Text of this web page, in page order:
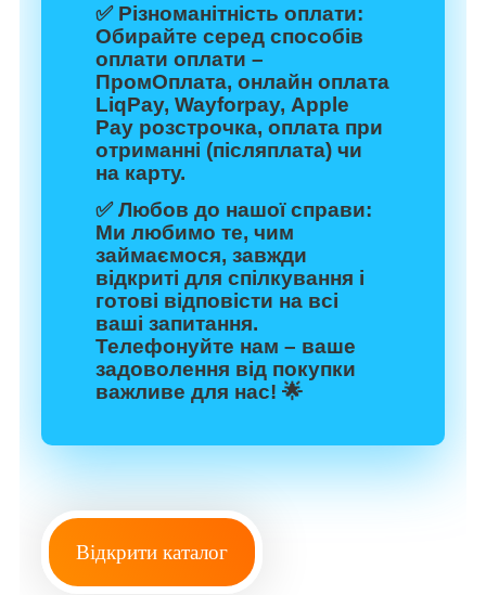
✅ Різноманітність оплати:
Обирайте серед способів
оплати оплати –
ПромОплата, онлайн оплата
LiqPay, Wayforpay, Apple
Pay розстрочка, оплата при
отриманні (післяплата) чи
на карту.
✅Любов до нашої справи:
Ми любимо те, чим
займаємося, завжди
відкриті для спілкування і
готові відповісти на всі
ваші запитання.
Телефонуйте нам – ваше
задоволення від покупки
важливе для нас! 🌟
Відкрити каталог